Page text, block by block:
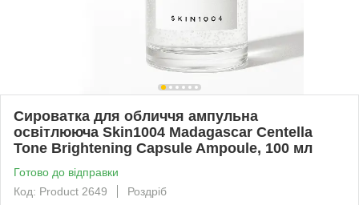
Сироватка для обличчя ампульна
освітлююча Skin1004 Madagascar Centella
Tone Brightening Capsule Ampoule, 100 мл
Готово до відправки
Код: Product 2649
Роздріб